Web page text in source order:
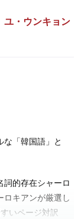
ユ・ウンキョン
「韓国語」と
的存在シャーロ
ロキアンが厳選し
いページ対訳